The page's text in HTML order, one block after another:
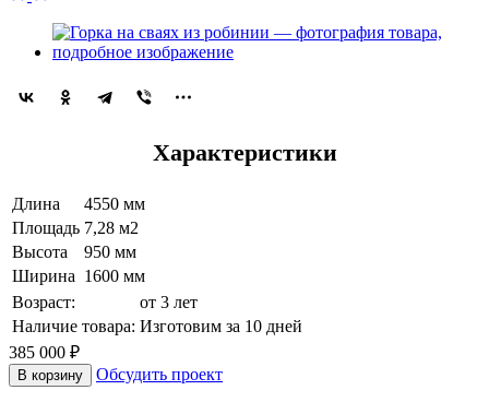
Характеристики
Длина
4550 мм
Площадь 7,28 м2
Высота
950 мм
Ширина 1600 мм
Возраст:
от 3 лет
Наличие товара: Изготовим за 10 дней
385 000 ₽
В корзину Обсудить проект